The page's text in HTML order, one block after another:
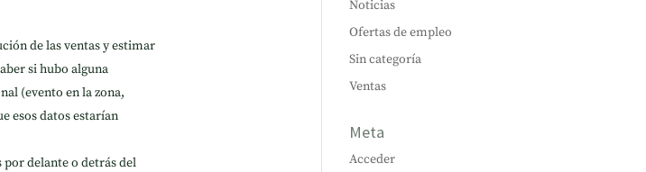
de las ventas y estimar
si hubo alguna
(evento en la zona,
esos datos estarían
por delante o detrás del
Noticias
Ofertas de empleo
Sin categoría
Ventas
Meta
Acceder